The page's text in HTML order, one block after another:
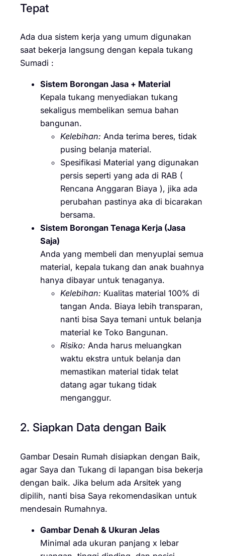
Tepat
Ada dua sistem kerja yang umum digunakan
saat bekerja langsung dengan kepala tukang
Sumadi :
Sistem Borongan Jasa + Material
Kepala tukang menyediakan tukang
sekaligus membelikan semua bahan
bangunan.
Kelebihan: Anda terima beres, tidak
pusing belanja material.
Spesifikasi Material yang digunakan
persis seperti yang ada di RAB (
Rencana Anggaran Biaya ), jika ada
perubahan pastinya aka di bicarakan
bersama.
Sistem Borongan Tenaga Kerja (Jasa
Saja)
Anda yang membeli dan menyuplai semua
material, kepala tukang dan anak buahnya
hanya dibayar untuk tenaganya.
Kelebihan: Kualitas material 100% di
tangan Anda. Biaya lebih transparan,
nanti bisa Saya temani untuk belanja
material ke Toko Bangunan.
Risiko: Anda harus meluangkan
waktu ekstra untuk belanja dan
memastikan material tidak telat
datang agar tukang tidak
menganggur.
2. Siapkan Data dengan Baik
Gambar Desain Rumah disiapkan dengan Baik,
agar Saya dan Tukang di lapangan bisa bekerja
dengan baik. Jika belum ada Arsitek yang
dipilih, nanti bisa Saya rekomendasikan untuk
mendesain Rumahnya.
Gambar Denah & Ukuran Jelas
Minimal ada ukuran panjang x lebar